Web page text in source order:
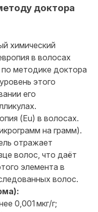
доктора
химический
в волосах
методике доктора
этого
его
(Eu) в волосах.
на грамм).
отражает
волос, что даёт
элемента в
волос.
0,001 мкг/г;